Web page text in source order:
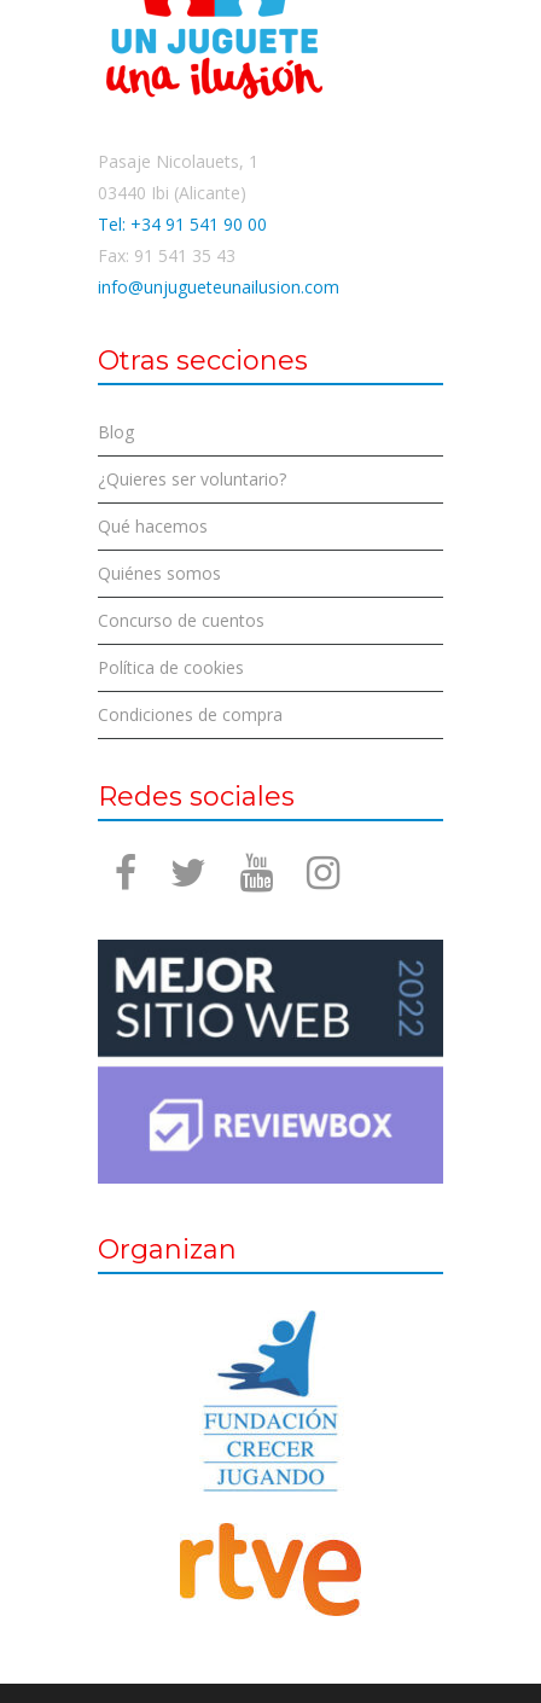
Pasaje Nicolauets, 1
03440 Ibi (Alicante)
Tel: +34 91 541 90 00
Fax: 91 541 35 43
info@unjugueteunailusion.com
Otras secciones
Blog
¿Quieres ser voluntario?
Qué hacemos
Quiénes somos
Concurso de cuentos
Política de cookies
Condiciones de compra
Redes sociales
Organizan